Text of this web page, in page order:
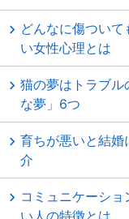
どんなに傷つい
い女性心理とは
猫の夢はトラブ
な夢」6つ
育ちが悪いと結婚
介
コミュニケーシ
い人の特徴とは